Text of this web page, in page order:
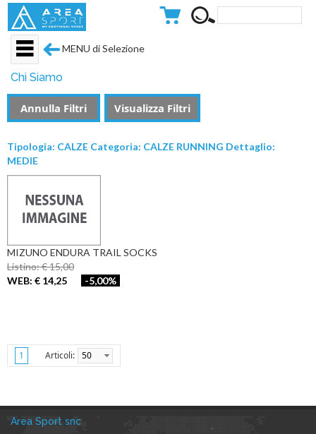
MENU di Selezione
Chi Siamo
Annulla Filtri Visualizza Filtri
Tipologia: CALZE Categoria: CALZE RUNNING Dettaglio:
MEDIE
MIZUNO ENDURA TRAIL SOCKS
Listino: € 15,00
WEB: € 14,25
-5,00%
1 Articoli: 50
Area Sport snc